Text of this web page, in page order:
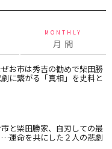
MONTHLY
月 間
ぜお市は秀吉の勧めで柴田勝
に繋がる「真相」を史料と
市と柴田勝家、自刃しての最
運命を共にした２人の悲劇